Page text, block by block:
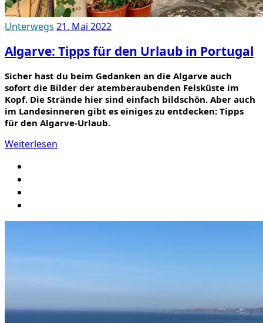
Unterwegs 21. Mai 2022
Algarve: Tipps für den Urlaub in Portugal
Sicher hast du beim Gedanken an die Algarve auch
sofort die Bilder der atemberaubenden Felsküste im
Kopf. Die Strände hier sind einfach bildschön. Aber auch
im Landesinneren gibt es einiges zu entdecken: Tipps
für den Algarve-Urlaub.
Weiterlesen